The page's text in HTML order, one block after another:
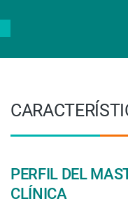
PERFIL DEL
CLÍNICA